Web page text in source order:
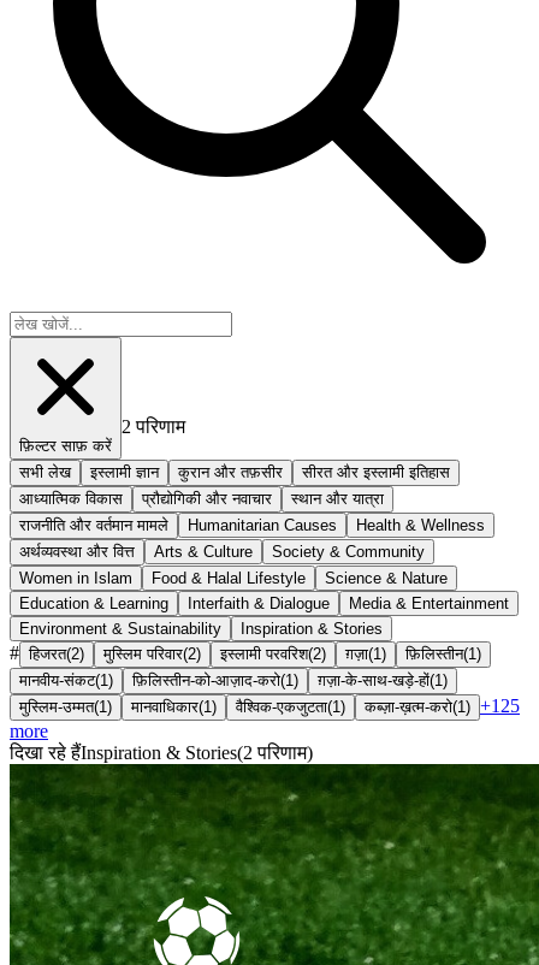
फ़िल्टर साफ़ करें
2 परिणाम
सभी लेख इस्लामी ज्ञान कुरान और तफ़सीर
सीरत और इस्लामी इतिहास
आध्यात्मिक विकास
प्रौद्योगिकी और नवाचार
स्थान और यात्रा
राजनीति और वर्तमान मामले
Humanitarian Causes
Health & Wellness
अर्थव्यवस्था और वित्त
Arts & Culture
Society & Community
Women in Islam
Food & Halal Lifestyle
Science & Nature
Education & Learning
Interfaith & Dialogue
Media & Entertainment
Environment & Sustainability
Inspiration & Stories
# हिजरत(2) मुस्लिम परिवार(2) इस्लामी परवरिश(2) ग़ज़ा(1 ) फ़िलिस्तीन(1 )
मानवीय-संकट(1 ) फ़िलिस्तीन-को-आज़ाद-करो(1 ) ग़ज़ा-के-साथ-खड़े-हों(1 )
मुस्लिम-उम्मत(1 ) मानवाधिकार(1 ) वैश्विक-एकजुटता(1 ) कब्ज़ा-ख़त्म-करो(1 ) +125
more
दिखा रहे हैंInspiration & Stories(2 परिणाम)